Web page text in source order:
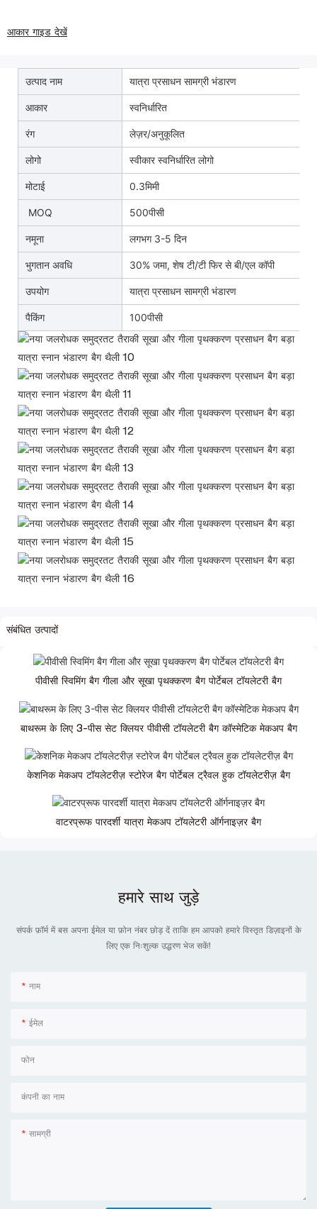
आकार गाइड देखें
उत्पाद नाम यात्रा प्रसाधन सामग्री भंडारण
आकार स्वनिर्धारित
रंग लेज़र/अनुकूलित
लोगो स्वीकार स्वनिर्धारित लोगो
मोटाई 0.3मिमी
MOQ 500पीसी
नमूना लगभग 3-5 दिन
भुगतान अवधि 30% जमा, शेष टी/टी फिर से बी/एल कॉपी
उपयोग यात्रा प्रसाधन सामग्री भंडारण
पैकिंग 100पीसी
संबंधित उत्पादों
पीवीसी स्विमिंग बैग गीला और सूखा पृथक्करण बैग पोर्टेबल टॉयलेटरी बैग
बाथरूम के लिए 3-पीस सेट क्लियर पीवीसी टॉयलेटरी बैग कॉस्मेटिक मेकअप बैग
केशनिक मेकअप टॉयलेटरीज़ स्टोरेज बैग पोर्टेबल ट्रैवल हुक टॉयलेटरीज़ बैग
वाटरप्रूफ पारदर्शी यात्रा मेकअप टॉयलेटरी ऑर्गनाइज़र बैग
हमारे साथ जुड़े
संपर्क फ़ॉर्म में बस अपना ईमेल या फ़ोन नंबर छोड़ दें ताकि हम आपको हमारे विस्तृत डिज़ाइनों के
लिए एक निःशुल्क उद्धरण भेज सकें!
नाम
ईमेल
फोन
कंपनी का नाम
सामग्री